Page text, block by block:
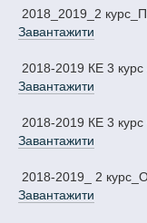
2018_2019_2
Завантажити
2018-2019 КЕ 3
Завантажити
2018-2019 КЕ 3
Завантажити
2018-2019_ 2
Завантажити